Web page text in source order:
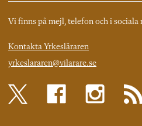
Vi finns på mejl, telefon och i sociala
Kontakta Yrkesläraren
yrkeslararen@vilarare.se